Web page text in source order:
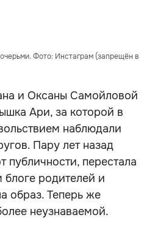
Фото: Инстаграм (запрещён в
и Оксаны Самойловой
Ари, за которой в
наблюдали
Пару лет назад
публичности, перестала
блоге родителей и
образ. Теперь же
неузнаваемой.